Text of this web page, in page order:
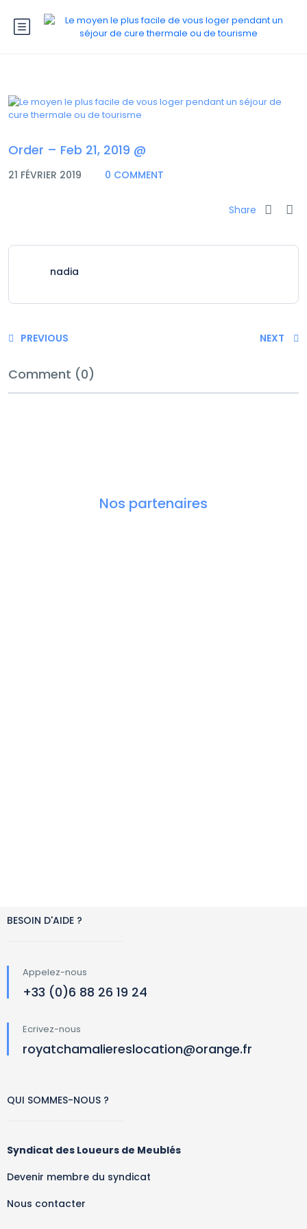
Order – Feb 21, 2019 @
21 FÉVRIER 2019 0 COMMENT
Share
nadia
PREVIOUS NEXT
Comment (0)
Nos partenaires
BESOIN D'AIDE ?
Appelez-nous
+33 (0)6 88 26 19 24
Ecrivez-nous
royatchamaliereslocation@orange.fr
QUI SOMMES-NOUS ?
Syndicat des Loueurs de Meublés
Devenir membre du syndicat
Nous contacter